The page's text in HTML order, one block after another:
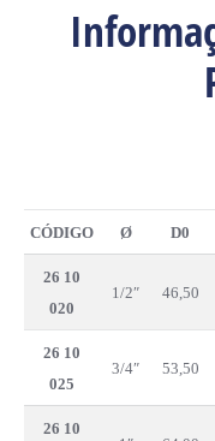
CÓDIGO Ø D0
26 10
020
1/2″ 46,50
26 10
025
3/4″ 53,50
26 10